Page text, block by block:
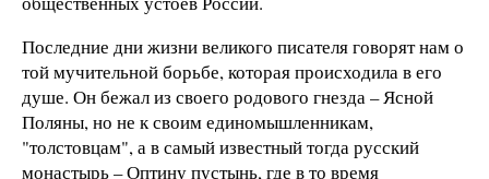
Последние дни жизни великого писателя говорят нам о
той мучительной борьбе, которая происходила в его
душе. Он бежал из своего родового гнезда – Ясной
Поляны, но не к своим единомышленникам,
"толстовцам", а в самый известный тогда русский
монастырь – Оптину пустынь, где в то время